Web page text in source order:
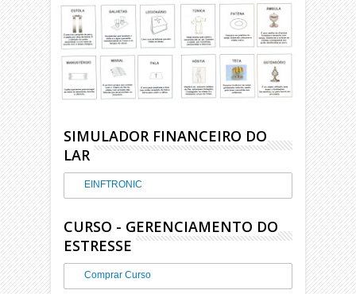
SIMULADOR FINANCEIRO DO
LAR
EINFTRONIC
CURSO - GERENCIAMENTO DO
ESTRESSE
Comprar Curso